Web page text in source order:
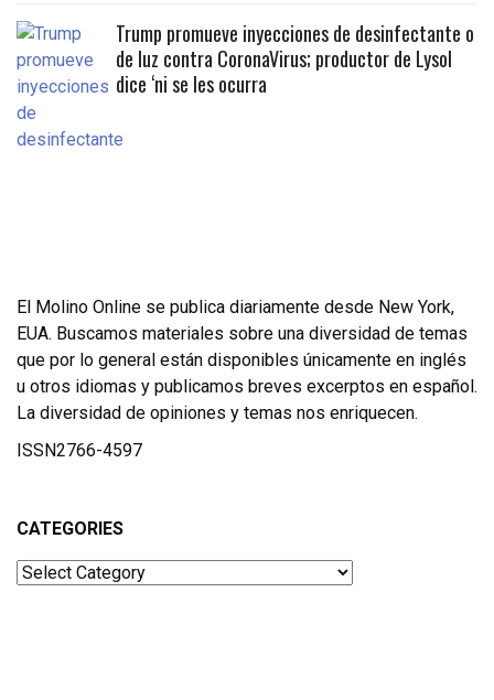
Trump promueve inyecciones de desinfectante o
de luz contra CoronaVirus; productor de Lysol
dice ‘ni se les ocurra
El Molino Online se publica diariamente desde New York,
EUA. Buscamos materiales sobre una diversidad de temas
que por lo general están disponibles únicamente en inglés
u otros idiomas y publicamos breves excerptos en español.
La diversidad de opiniones y temas nos enriquecen.
ISSN2766-4597
CATEGORIES
Categories